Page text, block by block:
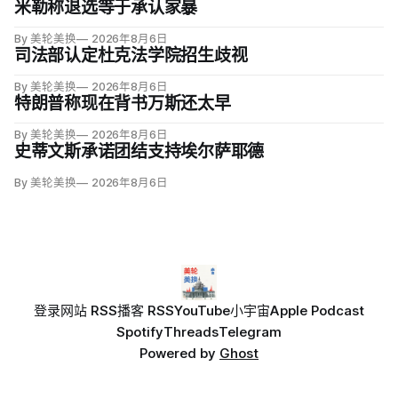
米勒称退选等于承认家暴
By 美轮美换 2026年8月6日
司法部认定杜克法学院招生歧视
By 美轮美换 2026年8月6日
特朗普称现在背书万斯还太早
By 美轮美换 2026年8月6日
史蒂文斯承诺团结支持埃尔萨耶德
By 美轮美换 2026年8月6日
登录网站 RSS播客 RSSYouTube小宇宙Apple Podcast
SpotifyThreadsTelegram
Powered by Ghost